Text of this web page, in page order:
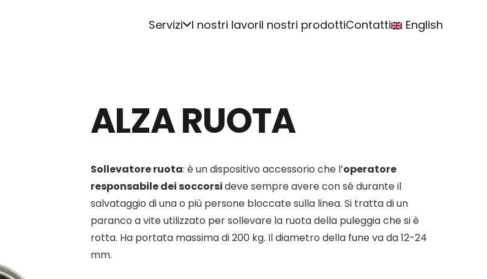
Servizi I nostri lavoriI nostri prodottiContatti English
ALZA RUOTA
Sollevatore ruota: è un dispositivo accessorio che l’operatore
responsabile dei soccorsideve sempre avere con sé durante il
salvataggio di una o più persone bloccate sulla linea. Si tratta di un
paranco a vite utilizzato per sollevare la ruota della puleggia che si è
rotta. Ha portata massima di 200 kg. Il diametro della fune va da 12-24
mm.